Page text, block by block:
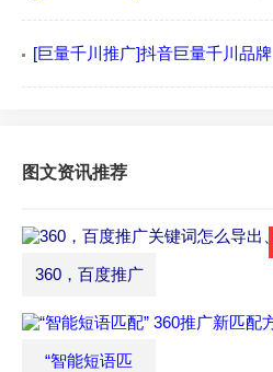
[巨量千川推广]抖音巨量千川品牌
图文资讯推荐
360，百度推广
“智能短语匹